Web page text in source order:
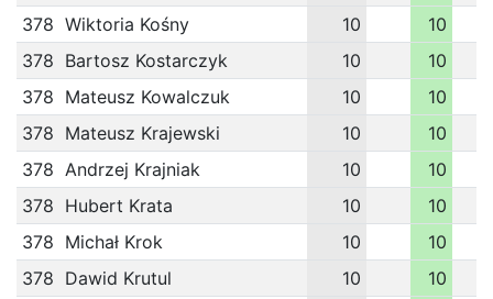
378 Wiktoria Kośny 10
10
378 Bartosz Kostarczyk 10
10
378 Mateusz Kowalczuk 10
10
378 Mateusz Krajewski 10
10
378 Andrzej Krajniak 10
10
378 Hubert Krata 10
10
378 Michał Krok 10
10
378 Dawid Krutul 10
10